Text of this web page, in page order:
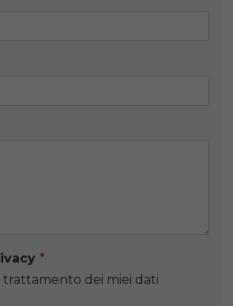
*
trattamento dei miei dati